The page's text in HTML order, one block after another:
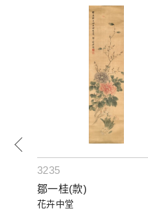
3235
鄒一桂(款)
花卉中堂